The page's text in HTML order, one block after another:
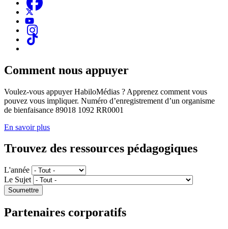
Comment nous appuyer
Voulez-vous appuyer HabiloMédias ? Apprenez comment vous
pouvez vous impliquer. Numéro d’enregistrement d’un organisme
de bienfaisance 89018 1092 RR0001
En savoir plus
Trouvez des ressources pédagogiques
L'année
Le Sujet
Partenaires corporatifs